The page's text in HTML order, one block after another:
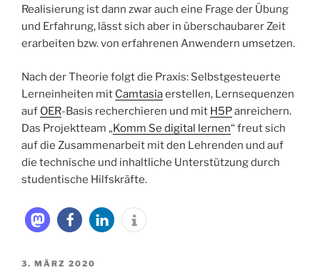
Realisierung ist dann zwar auch eine Frage der Übung
und Erfahrung, lässt sich aber in überschaubarer Zeit
erarbeiten bzw. von erfahrenen Anwendern umsetzen.
Nach der Theorie folgt die Praxis: Selbstgesteuerte
Lerneinheiten mit Camtasiaerstellen, Lernsequenzen
auf OER-Basis recherchieren und mit H5Panreichern.
Das Projektteam „Komm Se digital lernen“ freut sich
auf die Zusammenarbeit mit den Lehrenden und auf
die technische und inhaltliche Unterstützung durch
studentische Hilfskräfte.
VERÖFFENTLICHT
3. MÄRZ 2020